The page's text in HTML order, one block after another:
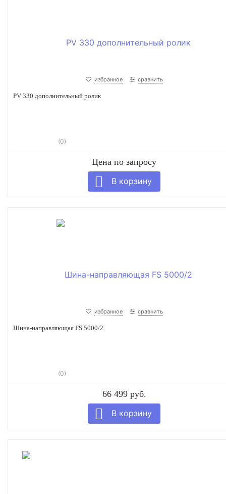
избранное сравнить
PV 330 дополнительный ролик
(0)
Цена по запросу
избранное сравнить
Шина-направляющая FS 5000/2
(0)
66 499 руб.